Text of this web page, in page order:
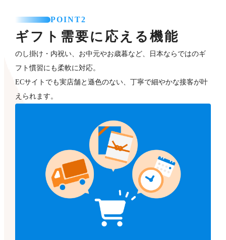
POINT2
ギフト需要に応える機能
のし掛け・内祝い、お中元やお歳暮など、日本ならではのギ
フト慣習にも柔軟に対応。
ECサイトでも実店舗と遜色のない、丁寧で細やかな接客が叶
えられます。